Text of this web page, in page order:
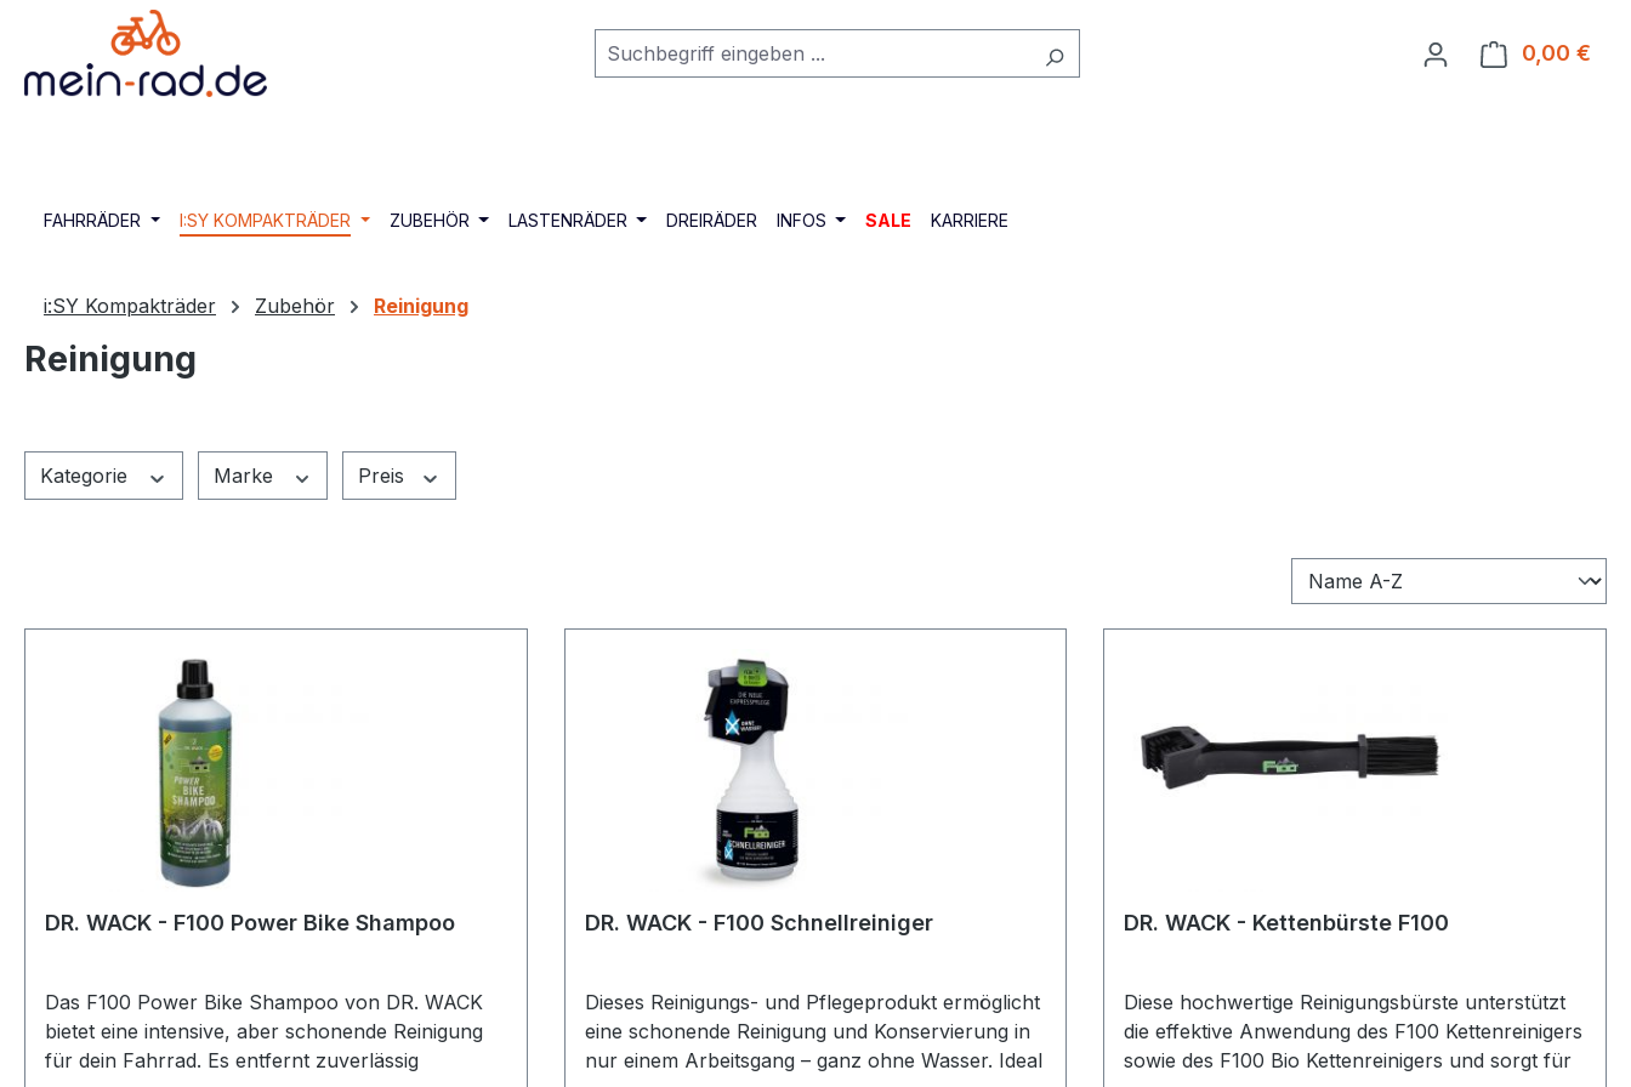
Zur Hauptnavigation springen
0,00 €
FAHRRÄDER I:SY KOMPAKTRÄDER ZUBEHÖR LASTENRÄDER DREIRÄDER INFOS SALE KARRIERE
i:SY Kompakträder Zubehör Reinigung
Reinigung
Kategorie Marke Preis
DR. WACK - F100 Power Bike Shampoo
Das F100 Power Bike Shampoo von DR. WACK
bietet eine intensive, aber schonende Reinigung
für dein Fahrrad. Es entfernt zuverlässig
DR. WACK - F100 Schnellreiniger
Dieses Reinigungs- und Pflegeprodukt ermöglicht
eine schonende Reinigung und Konservierung in
nur einem Arbeitsgang – ganz ohne Wasser. Ideal
DR. WACK - Kettenbürste F100
Diese hochwertige Reinigungsbürste unterstützt
die effektive Anwendung des F100 Kettenreinigers
sowie des F100 Bio Kettenreinigers und sorgt für